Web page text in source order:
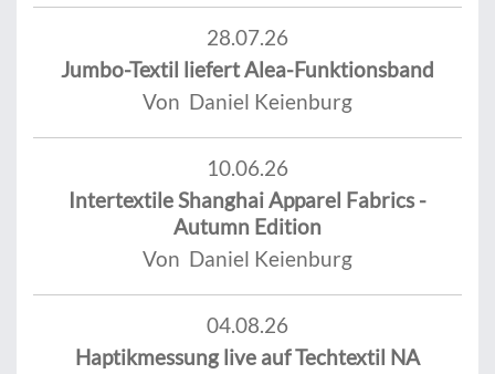
28.07.26
Jumbo-Textil liefert Alea-Funktionsband
Von Daniel Keienburg
10.06.26
Intertextile Shanghai Apparel Fabrics -
Autumn Edition
Von Daniel Keienburg
04.08.26
Haptikmessung live auf Techtextil NA